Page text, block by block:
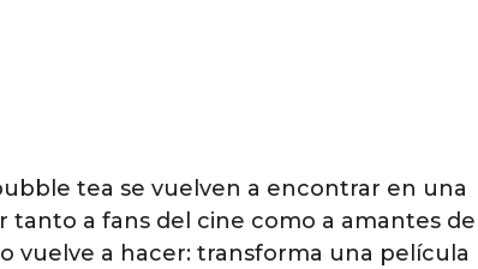
tea se vuelven a encontrar en una
a fans del cine como a amantes de
vuelve a hacer: transforma una película